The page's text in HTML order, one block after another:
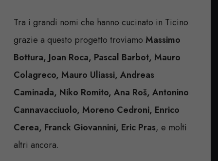
Tra i grandi nomi che hanno cucinato in Ticino
grazie a questo progetto troviamo Massimo
Bottura, Joan Roca, Pascal Barbot, Mauro
Colagreco, Mauro Uliassi, Andreas
Caminada, Niko Romito, Ana Roš, Antonino
Cannavacciuolo, Moreno Cedroni, Enrico
Cerea, Franck Giovannini, Eric Pras, e molti
altri ancora.